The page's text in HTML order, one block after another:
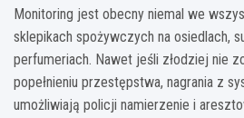
Monitoring jest obecny niemal we
sklepikach spożywczych na osiedlach,
perfumeriach. Nawet jeśli złodziej nie
popełnieniu przestępstwa, nagrania z
umożliwiają policji namierzenie i